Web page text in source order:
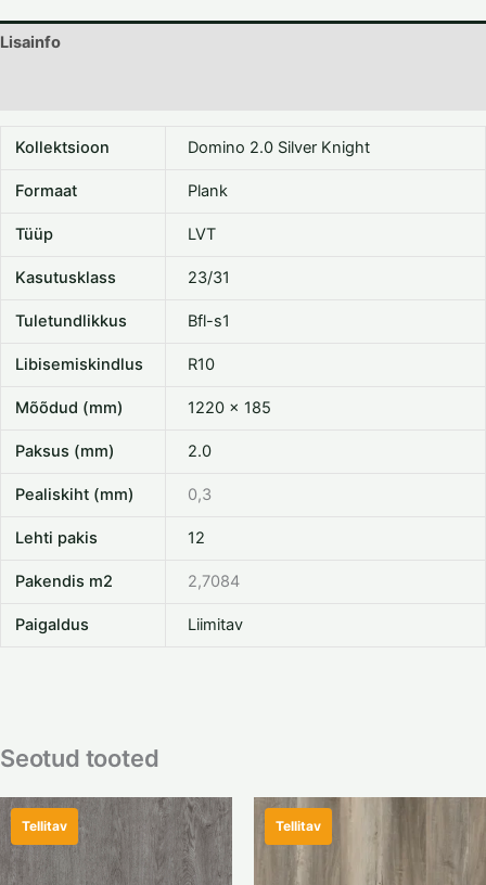
Lisainfo
Kollektsioon Domino 2.0 Silver Knight
Formaat Plank
Tüüp LVT
Kasutusklass 23/31
Tuletundlikkus Bfl-s1
Libisemiskindlus R10
Mõõdud (mm) 1220 x 185
Paksus (mm) 2.0
Pealiskiht (mm) 0,3
Lehti pakis 12
Pakendis m2 2,7084
Paigaldus Liimitav
Seotud tooted
Tellitav Tellitav